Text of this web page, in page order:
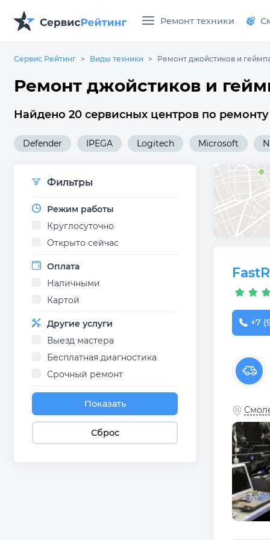
Ремонт техники
Сервис Рейтинг Виды техники Ремонт джойстиков и
Ремонт джойстиков и
Найдено 20 сервисных центров по
Defender IPEGA Logitech Microsoft
Фильтры
Режим работы
Круглосуточно
Открыто сейчас
Оплата
Наличными
Картой
Другие услуги
Выезд мастера
Бесплатная диагностика
Срочный ремонт
Показать
Сброс
+7